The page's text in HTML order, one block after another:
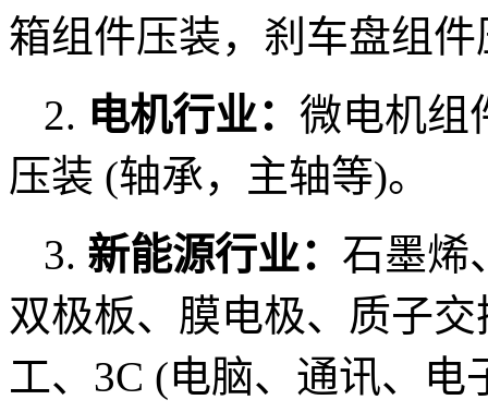
箱组件压装，刹车盘组
2. 电机行业： 微电机组
压装 (轴承，主轴等)。
3. 新能源行业： 石墨烯
双极板、膜电极、质子
工、3C (电脑、通讯、